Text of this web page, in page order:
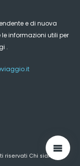
e di nuova
informazioni utili per
.
riservati Chi siamo?